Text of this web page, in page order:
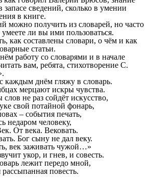
запасе сведений, сколько в умении
в книге.
можно получить из словарей, но часто
умеете ли вы ими пользоваться.
как составлены словари, о чём и как
статьи.
работу со словарями и в начале
вам, ребята, стихотворение С.
днём гляжу в словарь.
мерцают искры чувства.
не раз сойдёт искусство,
свой потайной фонарь,
– события печать,
человеку,
От века. Вековать.
Бог сыну не дал веку.
век заживать чужой…»
укор, и гнев, и совесть.
лежит передо мной,
повесть.